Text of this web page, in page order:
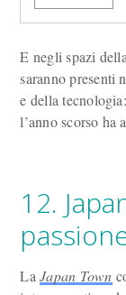
E negli spazi
saranno presenti
e della
l’anno scorso
12.
LaJapan Town